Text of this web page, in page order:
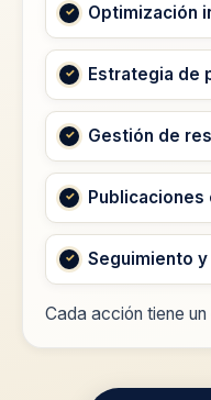
Optimización
Estrategia de
Gestión de
Publicaciones
Seguimiento
Cada acción tiene